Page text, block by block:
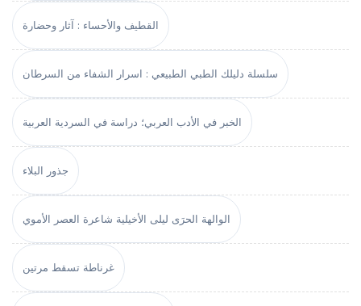
القطيف والأحساء : آثار وحضارة
سلسلة دليلك الطبي الطبيعي : اسرار الشفاء من السرطان
الخبر في الأدب العربي؛ دراسة في السردية العربية
جذور البلاء
الوالهة الحرَى ليلى الأخيلية شاعرة العصر الأموي
غرناطة تسقط مرتين